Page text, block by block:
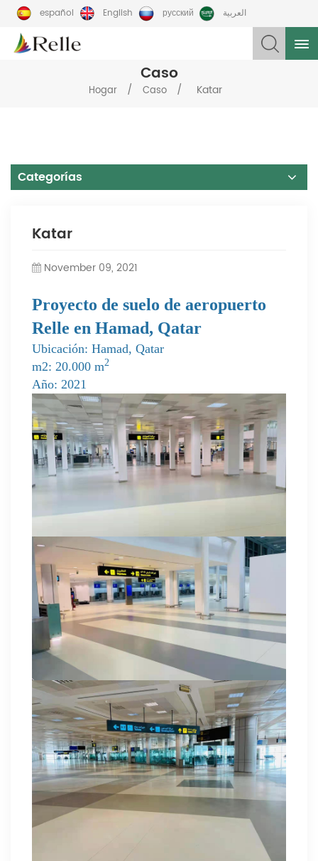
español English русский العربية
Caso
Hogar / Caso / Katar
Categorías
Katar
November 09, 2021
Proyecto de suelo de aeropuerto
Relle en Hamad, Qatar
Ubicación: Hamad, Qatar
m2: 20.000 m2
Año: 2021